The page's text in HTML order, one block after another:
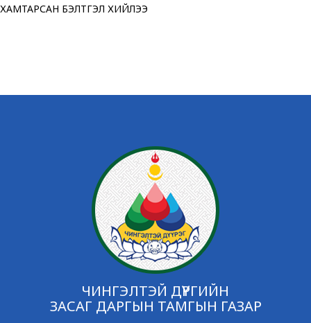
ХАМТАРСАН БЭЛТГЭЛ ХИЙЛЭЭ
ЧИНГЭЛТЭЙ ДҮҮРГИЙН
ЗАСАГ ДАРГЫН ТАМГЫН ГАЗАР